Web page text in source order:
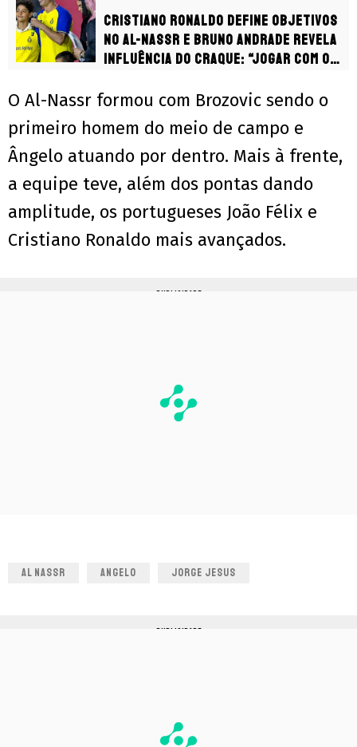
Cristiano Ronaldo define objetivos
no Al-Nassr e Bruno Andrade revela
influência do craque: “Jogar com o
O Al-Nassr formou com Brozovic sendo o
primeiro homem do meio de campo e
Ângelo atuando por dentro. Mais à frente,
a equipe teve, além dos pontas dando
amplitude, os portugueses João Félix e
Cristiano Ronaldo mais avançados.
PUBLICIDADE
AL NASSR ANGELO JORGE JESUS
PUBLICIDADE